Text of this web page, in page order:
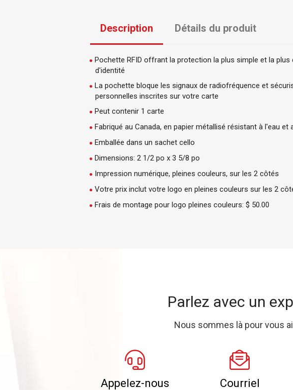
Description Détails du produit
Pochette RFID offrant la protection la plus simple et la
d'identité
La pochette bloque les signaux de radiofréquence et
personnelles inscrites sur votre carte
Peut contenir 1 carte
Fabriqué au Canada, en papier métallisé résistant à l'eau et
Emballée dans un sachet cello
Dimensions: 2 1/2 po x 3 5/8 po
Impression numérique, pleines couleurs, sur les 2 côtés
Votre prix inclut votre logo en pleines couleurs sur les 2
Frais de montage pour logo pleines couleurs: $ 50.00
Parlez avec un
Nous sommes là pour vous
Appelez-nous Courriel